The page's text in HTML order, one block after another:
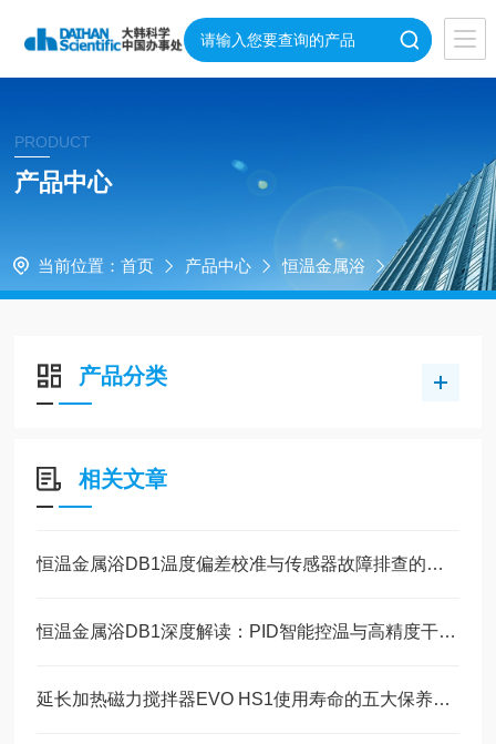
PRODUCT
产品中心
当前位置： 首页 产品中心 恒温金属浴
产品分类
相关文章
恒温金属浴DB1温度偏差校准与传感器故障排查的维护指南
恒温金属浴DB1深度解读：PID智能控温与高精度干式加热技术原理
延长加热磁力搅拌器EVO HS1使用寿命的五大保养技巧